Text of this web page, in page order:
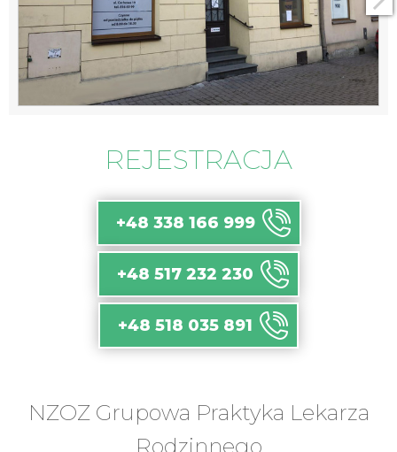
REJESTRACJA
+48 338 166 999
+48 517 232 230
+48 518 035 891
NZOZ Grupowa Praktyka Lekarza
Rodzinnego